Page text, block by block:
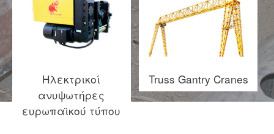
Ηλεκτρικοί
ανυψωτήρες
ευρωπαϊκού τύπου
Truss Gantry Cranes